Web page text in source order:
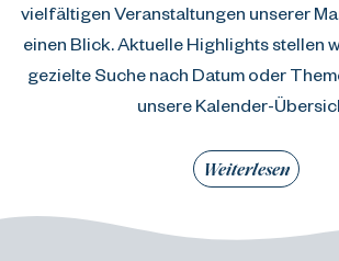
vielfältigen Veranstaltungen unserer
einen Blick. Aktuelle Highlights stellen
gezielte Suche nach Datum oder
unsere Kalender-
Weiterlesen